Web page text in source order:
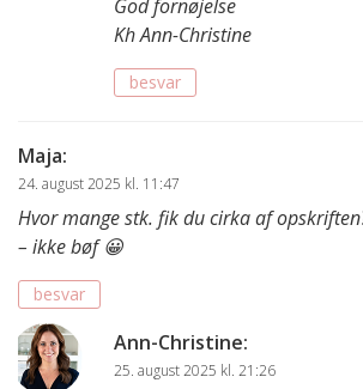
God fornøjelse
Kh Ann-Christine
besvar
Maja:
24. august 2025 kl. 11:47
Hvor mange stk. fik du cirka af
– ikke bøf 😀
besvar
Ann-Christine:
25. august 2025 kl. 21:26